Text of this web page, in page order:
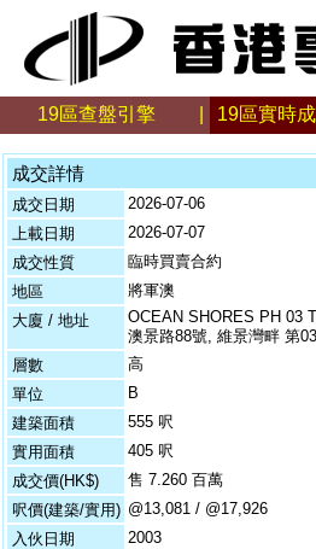
19區查盤引擎 19區實時
成交詳情
成交日期
2026-07-06
上載日期
2026-07-07
成交性質
臨時買賣合約
地區
將軍澳
大廈 / 地址
OCEAN SHORES PH 03
澳景路88號, 維景灣畔 第
層數
高
單位
B
建築面積
555 呎
實用面積
405 呎
成交價(HK$)
售 7.260 百萬
呎價(建築/實用) @13,081 / @17,926
入伙日期
2003